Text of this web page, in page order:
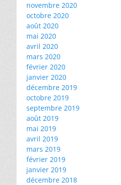
novembre 2020
octobre 2020
août 2020
mai 2020
avril 2020
mars 2020
février 2020
janvier 2020
décembre 2019
octobre 2019
septembre 2019
août 2019
mai 2019
avril 2019
mars 2019
février 2019
janvier 2019
décembre 2018